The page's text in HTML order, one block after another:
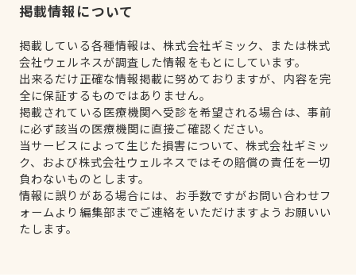
掲載情報について
掲載している各種情報は、株式会社ギミック、または株式
会社ウェルネスが調査した情報をもとにしています。
出来るだけ正確な情報掲載に努めておりますが、内容を完
全に保証するものではありません。
掲載されている医療機関へ受診を希望される場合は、事前
に必ず該当の医療機関に直接ご確認ください。
当サービスによって生じた損害について、株式会社ギミッ
ク、および株式会社ウェルネスではその賠償の責任を一切
負わないものとします。
情報に誤りがある場合には、お手数ですがお問い合わせフ
ォームより編集部までご連絡をいただけますようお願いい
たします。